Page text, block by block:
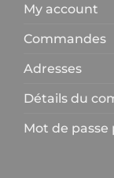
My account
Commandes
Adresses
Détails du
Mot de passe